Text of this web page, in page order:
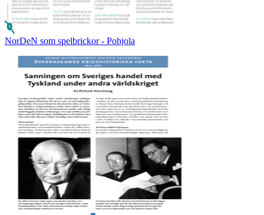
NorDeN som spelbrickor - Pohjola